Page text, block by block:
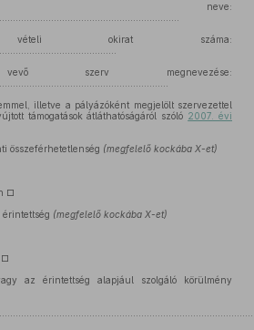
neve:
vételi okirat száma:
vevő szerv megnevezése:
illetve a pályázóként megjelölt szervezettel
támogatások átláthatóságáról szóló 2007. évi
összeférhetetlenség (megfelelő kockába X-et)
□
(megfelelő kockába X-et)
□
az érintettség alapjául szolgáló körülmény